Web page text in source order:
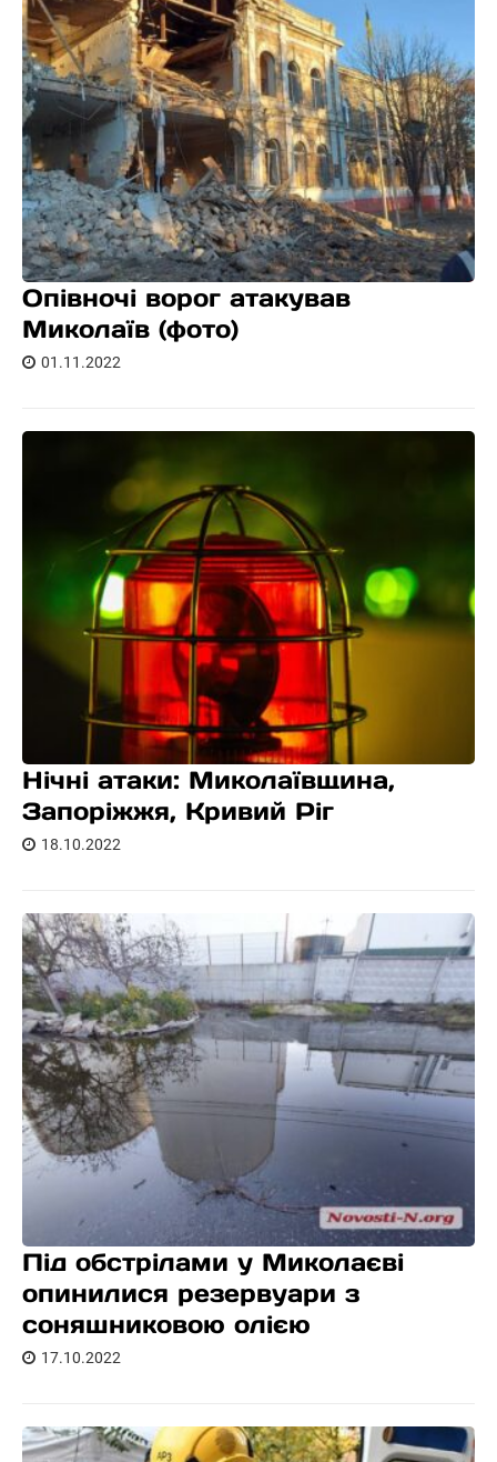
Опівночі ворог атакував
Миколаїв (фото)
01.11.2022
Нічні атаки: Миколаївщина,
Запоріжжя, Кривий Ріг
18.10.2022
Під обстрілами у Миколаєві
опинилися резервуари з
соняшниковою олією
17.10.2022